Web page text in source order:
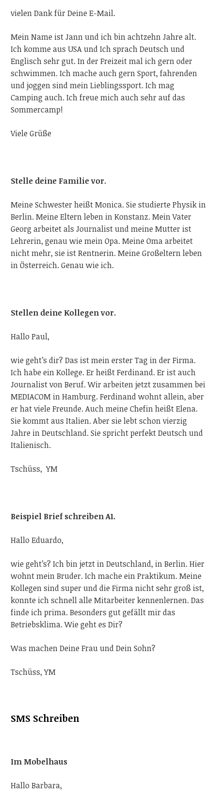
vielen Dank für Deine E-Mail.
Mein Name ist Jann und ich bin achtzehn Jahre alt.
Ich komme aus USA und Ich sprach Deutsch und
Englisch sehr gut. In der Freizeit mal ich gern oder
schwimmen. Ich mache auch gern Sport, fahrenden
und joggen sind mein Lieblingssport. Ich mag
Camping auch. Ich freue mich auch sehr auf das
Sommercamp!
VieleGrüße
Stelle deine Familie vor.
Meine Schwester heißt Monica. Sie studierte Physik in
Berlin. Meine Eltern leben in Konstanz. Mein Vater
Georg arbeitet als Journalist und meine Mutter ist
Lehrerin, genau wie mein Opa. Meine Oma arbeitet
nicht mehr, sie ist Rentnerin. Meine Großeltern leben
in Österreich. Genau wie ich.
Stellen deine Kollegen vor.
Hallo Paul,
wie geht’s dir? Das ist mein erster Tag in der Firma.
Ich habe ein Kollege. Er heißt Ferdinand. Er ist auch
Journalist von Beruf. Wir arbeiten jetzt zusammen bei
MEDIACOM in Hamburg. Ferdinand wohnt allein, aber
er hat viele Freunde. Auch meine Chefin heißt Elena.
Sie kommt aus Italien. Aber sie lebt schon vierzig
Jahre in Deutschland. Sie spricht perfekt Deutsch und
Italienisch.
Tschüss, YM
Beispiel Brief schreiben A1.
Hallo Eduardo,
wie geht’s? Ich bin jetzt in Deutschland, in Berlin. Hier
wohnt mein Bruder. Ich mache ein Praktikum. Meine
Kollegen sind super und die Firma nicht sehr groß ist,
konnte ich schnell alle Mitarbeiter kennenlernen. Das
finde ich prima. Besonders gut gefällt mir das
Betriebsklima. Wie geht es Dir?
Was machen Deine Frau und Dein Sohn?
Tschüss, YM
SMS Schreiben
Im Mobelhaus
Hallo Barbara,